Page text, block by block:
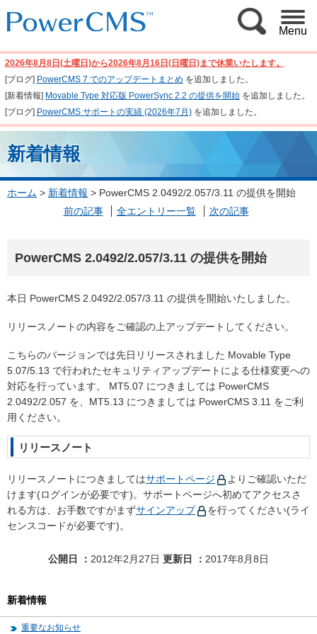
Menu
2026年8月8日(土曜日)から2026年8月16日(日曜日)まで休業いたします。
[ブログ] PowerCMS 7 でのアップデートまとめ を追加しました。
[新着情報] Movable Type 対応版 PowerSync 2.2 の提供を開始を追加しました。
[ブログ] PowerCMS サポートの実績 (2026年7月)を追加しました。
新着情報
ホーム > 新着情報 > PowerCMS 2.0492/2.057/3.11 の提供を開始
前の記事
全エントリー一覧 次の記事
PowerCMS 2.0492/2.057/3.11 の提供を開始
本日 PowerCMS 2.0492/2.057/3.11 の提供を開始いたしました。
リリースノートの内容をご確認の上アップデートしてください。
こちらのバージョンでは先日リリースされました Movable Type
5.07/5.13 で行われたセキュリティアップデートによる仕様変更への
対応を行っています。 MT5.07 につきましては PowerCMS
2.0492/2.057 を、MT5.13 につきましては PowerCMS 3.11 をご利
用ください。
リリースノート
リリースノートにつきましてはサポートページ
よりご確認いただ
けます(ログインが必要です)。サポートページへ初めてアクセスさ
れる方は、お手数ですがまずサインアップ
を行ってください(ライ
センスコードが必要です)。
公開日 2012年2月27日 更新日 2017年8月8日
新着情報
重要なお知らせ